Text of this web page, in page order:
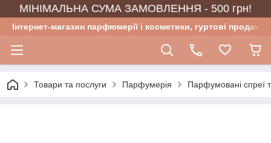
МІНІМАЛЬНА СУМА ЗАМОВЛЕННЯ - 500 грн!
Інтернет-магазин парфюмерії і косметики, гуртові продажі
Товари та послуги Парфумерія Парфумовані спреї